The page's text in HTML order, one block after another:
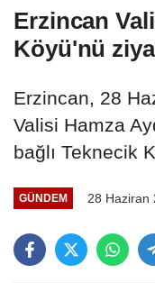
Erzincan
Köyü'nü
Erzincan, 28
Valisi Hamza
bağlı Teknecik
GÜNDEM 28 Haziran